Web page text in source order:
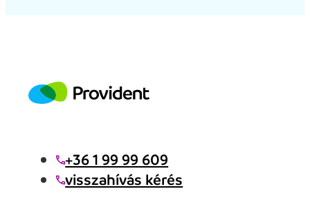
+36 1 99 99 609
visszahívás kérés